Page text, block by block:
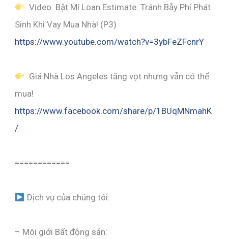
Video: Bật Mí Loan Estimate: Tránh Bẫy Phí Phát
Sinh Khi Vay Mua Nhà! (P3)
https://www.youtube.com/watch?v=3ybFeZFcnrY
Giá Nhà Los Angeles tăng vọt nhưng vẫn có thể
mua!
https://www.facebook.com/share/p/1BUqMNmahK
/
============
Dịch vụ của chúng tôi:
– Môi giới Bất động sản: